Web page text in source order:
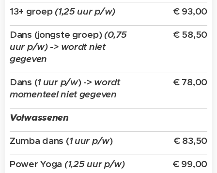
13+ groep (1,25 uur p/w)
€ 93,00
Dans (jongste groep) (0,75
uur p/w) -> wordt niet
gegeven
€ 58,50
Dans (1 uur p/w) -> wordt
momenteel niet gegeven
€ 78,00
Volwassenen
Zumba dans (1 uur p/w)
€ 83,50
Power Yoga (1,25 uur p/w) € 99,00